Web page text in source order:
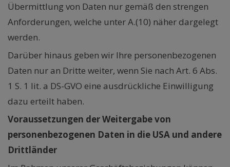
Übermittlung von Daten nur gemäß den strengen
Anforderungen, welche unter A.(10) näher dargelegt
werden.
Darüber hinaus geben wir Ihre personenbezogenen
Daten nur an Dritte weiter, wenn Sie nach Art. 6 Abs.
1 S. 1 lit. a DS-GVO eine ausdrückliche Einwilligung
dazu erteilt haben.
Voraussetzungen der Weitergabe von
personenbezogenen Daten in die USA und andere
Drittländer